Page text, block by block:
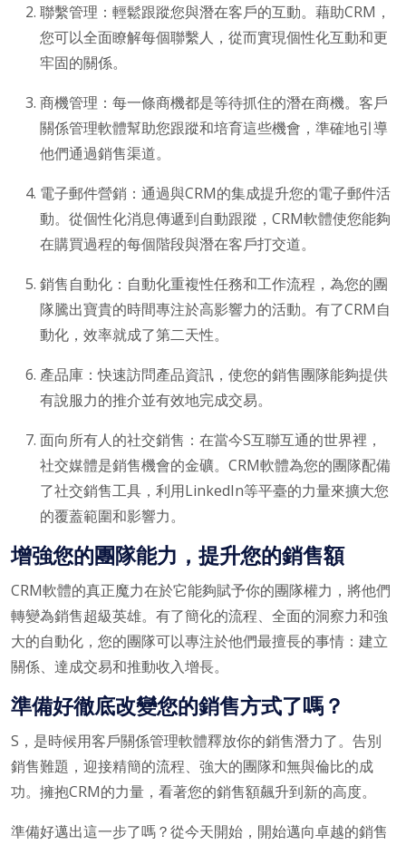
聯繫管理：輕鬆跟蹤您與潛在客戶的互動。藉助CRM，
您可以全面瞭解每個聯繫人，從而實現個性化互動和更
牢固的關係。
商機管理：每一條商機都是等待抓住的潛在商機。客戶
關係管理軟體幫助您跟蹤和培育這些機會，準確地引導
他們通過銷售渠道。
電子郵件營銷：通過與CRM的集成提升您的電子郵件活
動。從個性化消息傳遞到自動跟蹤，CRM軟體使您能夠
在購買過程的每個階段與潛在客戶打交道。
銷售自動化：自動化重複性任務和工作流程，為您的團
隊騰出寶貴的時間專注於高影響力的活動。有了CRM自
動化，效率就成了第二天性。
產品庫：快速訪問產品資訊，使您的銷售團隊能夠提供
有說服力的推介並有效地完成交易。
面向所有人的社交銷售：在當今S互聯互通的世界裡，
社交媒體是銷售機會的金礦。CRM軟體為您的團隊配備
了社交銷售工具，利用LinkedIn等平臺的力量來擴大您
的覆蓋範圍和影響力。
增強您的團隊能力，提升您的銷售額
CRM軟體的真正魔力在於它能夠賦予你的團隊權力，將他們
轉變為銷售超級英雄。有了簡化的流程、全面的洞察力和強
大的自動化，您的團隊可以專注於他們最擅長的事情：建立
關係、達成交易和推動收入增長。
準備好徹底改變您的銷售方式了嗎？
S，是時候用客戶關係管理軟體釋放你的銷售潛力了。告別
銷售難題，迎接精簡的流程、強大的團隊和無與倫比的成
功。擁抱CRM的力量，看著您的銷售額飆升到新的高度。
準備好邁出這一步了嗎？從今天開始，開始邁向卓越的銷售